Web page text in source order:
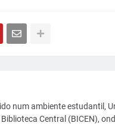
num ambiente estudantil,
Central (BICEN),